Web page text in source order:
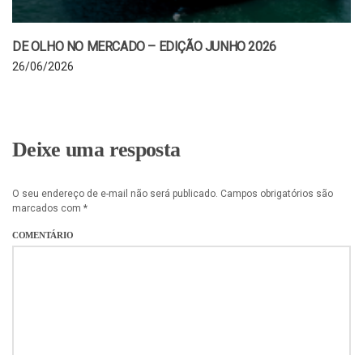
DE OLHO NO MERCADO – EDIÇÃO JUNHO 2026
26/06/2026
Deixe uma resposta
O seu endereço de e-mail não será publicado. Campos obrigatórios são
marcados com *
COMENTÁRIO